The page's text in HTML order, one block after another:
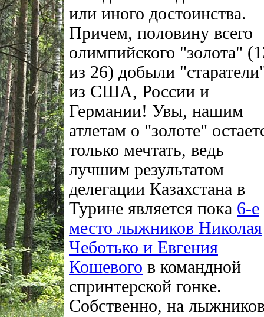
или иного достоинства.
Причем, половину всего
олимпийского "золота"
из 26) добыли
из США, России и
Германии! Увы, нашим
атлетам о "золоте"
только мечтать, ведь
лучшим результатом
делегации Казахстана в
Турине является пока 6-е
место лыжников Николая
Чеботько и Евгения
Кошевого в командной
спринтерской гонке.
Собственно, на